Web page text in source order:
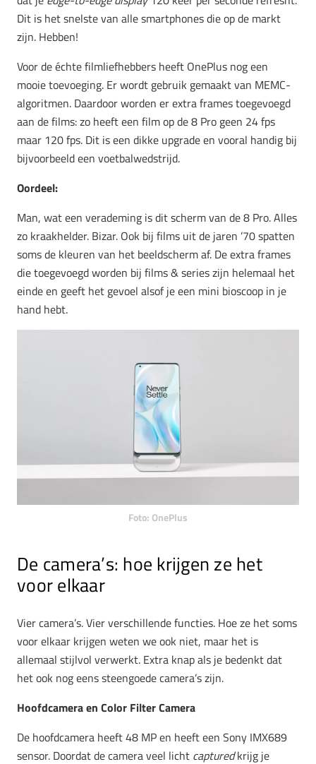
Dit is het snelste van alle smartphones die op de markt
zijn. Hebben!
Voor de échte filmliefhebbers heeft OnePlus nog een
mooie toevoeging. Er wordt gebruik gemaakt van MEMC-
algoritmen. Daardoor worden er extra frames toegevoegd
aan de films: zo heeft een film op de 8 Pro geen 24 fps
maar 120 fps. Dit is een dikke upgrade en vooral handig bij
bijvoorbeeld een voetbalwedstrijd.
Oordeel:
Man, wat een verademing is dit scherm van de 8 Pro. Alles
zo kraakhelder. Bizar. Ook bij films uit de jaren ’70 spatten
soms de kleuren van het beeldscherm af. De extra frames
die toegevoegd worden bij films & series zijn helemaal het
einde en geeft het gevoel alsof je een mini bioscoop in je
hand hebt.
Foto: OnePlus
De camera’s: hoe krijgen ze het
voor elkaar
Vier camera’s. Vier verschillende functies. Hoe ze het soms
voor elkaar krijgen weten we ook niet, maar het is
allemaal stijlvol verwerkt. Extra knap als je bedenkt dat
het ook nog eens steengoede camera’s zijn.
Hoofdcamera en Color Filter Camera
De hoofdcamera heeft 48 MP en heeft een Sony IMX689
sensor. Doordat de camera veel licht capturedkrijg je